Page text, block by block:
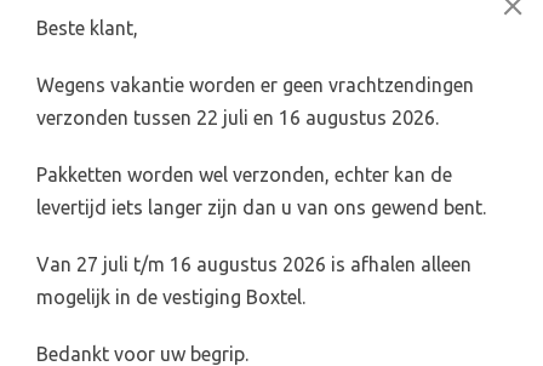
Broeders Oss:
Levertijd 2-4 werkdagen (indien voorradig)
Online veilig & snel betalen
Beste klant,
Wegens vakantie worden er geen vrachtzendingen
verzonden tussen 22 juli en 16 augustus 2026.
Pakketten worden wel verzonden, echter kan de
levertijd iets langer zijn dan u van ons gewend bent.
Van 27 juli t/m 16 augustus 2026 is afhalen alleen
mogelijk in de vestiging Boxtel.
Bedankt voor uw begrip.